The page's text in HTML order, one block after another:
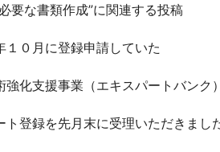
要な書類作成”に関連する投稿
１０月に登録申請していた
強化支援事業（エキスパートバンク
ト登録を先月末に受理いただきました